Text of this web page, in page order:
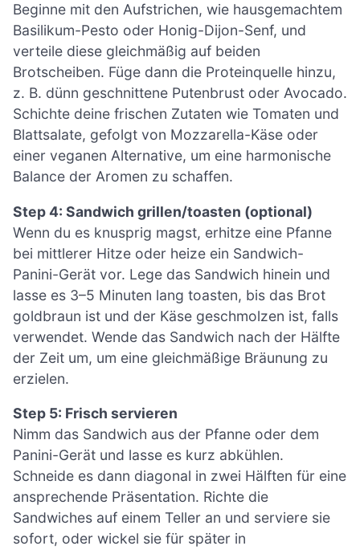
Beginne mit den Aufstrichen, wie hausgemachtem
Basilikum-Pesto oder Honig-Dijon-Senf, und
verteile diese gleichmäßig auf beiden
Brotscheiben. Füge dann die Proteinquelle hinzu,
z. B. dünn geschnittene Putenbrust oder Avocado.
Schichte deine frischen Zutaten wie Tomaten und
Blattsalate, gefolgt von Mozzarella-Käse oder
einer veganen Alternative, um eine harmonische
Balance der Aromen zu schaffen.
Step 4: Sandwich grillen/toasten (optional)
Wenn du es knusprig magst, erhitze eine Pfanne
bei mittlerer Hitze oder heize ein Sandwich-
Panini-Gerät vor. Lege das Sandwich hinein und
lasse es 3–5 Minuten lang toasten, bis das Brot
goldbraun ist und der Käse geschmolzen ist, falls
verwendet. Wende das Sandwich nach der Hälfte
der Zeit um, um eine gleichmäßige Bräunung zu
erzielen.
Step 5: Frisch servieren
Nimm das Sandwich aus der Pfanne oder dem
Panini-Gerät und lasse es kurz abkühlen.
Schneide es dann diagonal in zwei Hälften für eine
ansprechende Präsentation. Richte die
Sandwiches auf einem Teller an und serviere sie
sofort, oder wickel sie für später in